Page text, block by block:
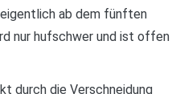
ab dem fünften
nur hufschwer und ist offen
durch die Verschneidung